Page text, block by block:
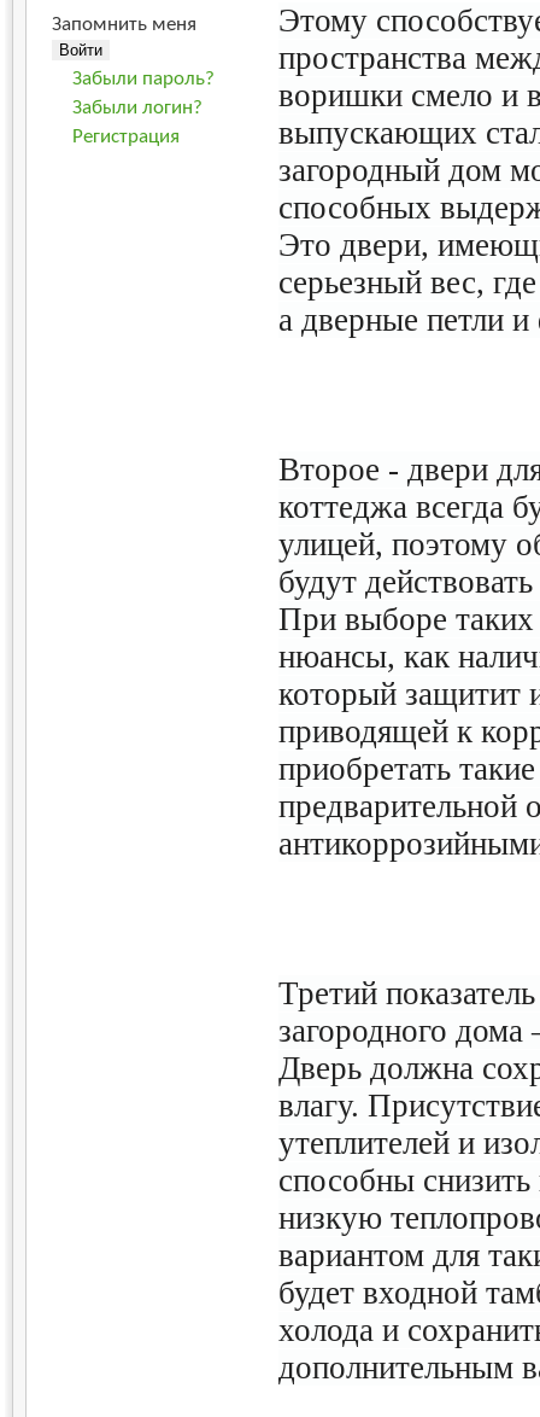
Запомнить меня
Забыли пароль?
Забыли логин?
Регистрация
Этому
пространства
воришки смело и
выпускающих
загородный дом
способных
Это двери,
серьезный вес,
а дверные петли
Второе - двери
коттеджа всегда
улицей, поэтому
будут
При выборе таких
нюансы, как
который защитит
приводящей к
приобретать
предварительной
Третий
загородного
Дверь должна
влагу.
утеплителей и
способны снизить
низкую
вариантом для
будет входной
холода и
дополнительным